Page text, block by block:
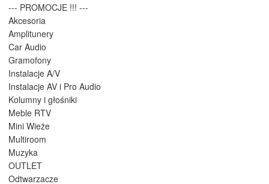
--- PROMOCJE !!! ---
Akcesoria
Amplitunery
Car Audio
Gramofony
Instalacje A/V
Instalacje AV i Pro Audio
Kolumny i głośniki
Meble RTV
Mini Wieże
Multiroom
Muzyka
OUTLET
Odtwarzacze